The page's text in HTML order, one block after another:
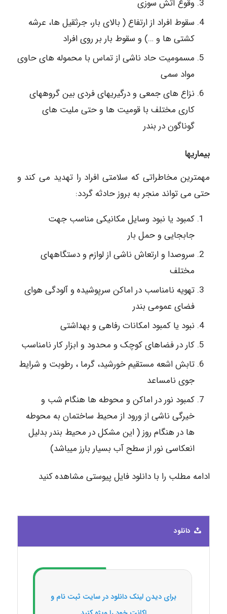
وقوع آتش سوزی
سقوط افراد از ارتفاع ( بالای بار، جرثقیل ها، عرشه
کشتی ها و …) و سقوط بار بر روی افراد
مسمومیت حاد ناشی از تماس با محموله های حاوی
مواد سمی
نزاع های جمعی و درگیریهای فردی بین گروههای
کاری مختلف با قومیت ها و حتی ملیت های
گوناگون در بندر
بیماریها
مهمترین مخاطراتی که سلامتی افراد را تهدید می کند و
حتی می تواند منجر به بروز حادثه گردد:
کمبود یا نبود وسایل مکانیکی مناسب جهت
جابجایی و حمل بار
سروصدا و ارتعاش ناشی از لوازم و دستگاههای
مختلف
تهویه نامناسب در اماکن سرپوشیده و آلودگی هوای
فضای عمومی بندر
نبود یا کمبود امکانات رفاهی و بهداشتی
کار در فضاهای کوچک و محدود و ابزار کار نامناسب
تابش اشعه مستقیم خورشید، گرما ، رطوبت و شرایط
جوی نامساعد
کمبود نور در اماکن و محوطه ها هنگام شب و
خیرگی ناشی از ورود از محیط ساختمان به محوطه
ها در هنگام روز ( این مشکل در محیط بندر بدلیل
انعکاسی نور از سطح آب بسیار بارز میباشد)
ادامه مطلب را با دانلود فایل پیوستی مشاهده کنید
دانلود
برای دیدن لینک دانلود در سایت ثبت نام و